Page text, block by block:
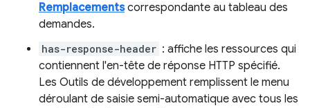
Remplacementscorrespondante au tableau des
demandes.
has-response-header : affiche les ressources qui
contiennent l'en-tête de réponse HTTP spécifié.
Les Outils de développement remplissent le menu
déroulant de saisie semi-automatique avec tous les